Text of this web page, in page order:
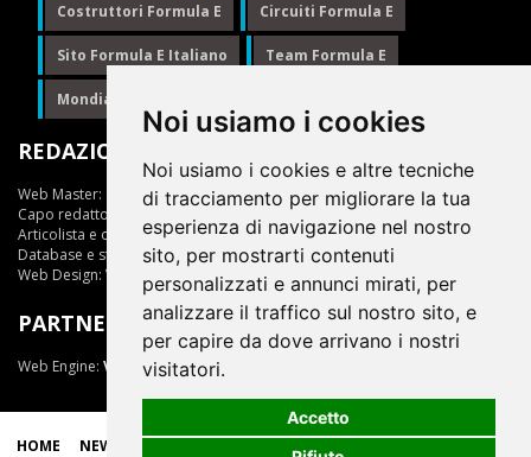
Noi usiamo i cookies
Noi usiamo i cookies e altre tecniche
di tracciamento per migliorare la tua
esperienza di navigazione nel nostro
sito, per mostrarti contenuti
personalizzati e annunci mirati, per
analizzare il traffico sul nostro sito, e
per capire da dove arrivano i nostri
visitatori.
Accetto
Costruttori Formula E Circuiti Formula E
Sito Formula E Italiano Team Formula E
Mondiale Formula E
REDAZIONE
Web Master:
Ing.Daniele Muscarella
Capo redattore:
Articolista e opinionista:Giuseppe Cianci
Database e statistiche:Marcella Toschi
Web Design: Vittorio Arena
PARTNER
Web Engine: ViDa 3.0
HOME NEWS CLASSIFICHE